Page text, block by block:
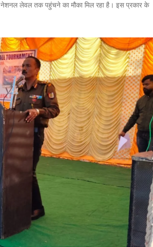
लेवल तक पहुंचने का मौका मिल रहा है। इस प्रकार के